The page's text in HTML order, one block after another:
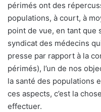
périmés ont des
populations, à court, à
point de vue, en tant que
syndicat des médecins
presse par rapport à la
périmés), l’un de nos
la santé des populations
ces aspects, c’est la
effectuer.